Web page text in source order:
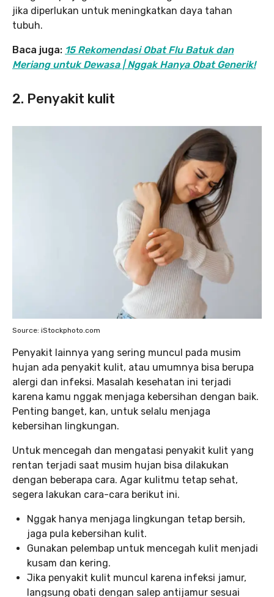
jika diperlukan untuk meningkatkan daya tahan
tubuh.
Baca juga: 15 Rekomendasi Obat Flu Batuk dan
Meriang untuk Dewasa | Nggak Hanya Obat Generik!
2. Penyakit kulit
Source: iStockphoto.com
Penyakit lainnya yang sering muncul pada musim
hujan ada penyakit kulit, atau umumnya bisa berupa
alergi dan infeksi. Masalah kesehatan ini terjadi
karena kamu nggak menjaga kebersihan dengan baik.
Penting banget, kan, untuk selalu menjaga
kebersihan lingkungan.
Untuk mencegah dan mengatasi penyakit kulit yang
rentan terjadi saat musim hujan bisa dilakukan
dengan beberapa cara. Agar kulitmu tetap sehat,
segera lakukan cara-cara berikut ini.
Nggak hanya menjaga lingkungan tetap bersih,
jaga pula kebersihan kulit.
Gunakan pelembap untuk mencegah kulit menjadi
kusam dan kering.
Jika penyakit kulit muncul karena infeksi jamur,
langsung obati dengan salep antijamur sesuai